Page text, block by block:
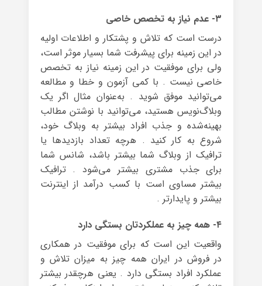
۳- عدم نیاز به تخصص خاصی
درست ‌است که تلاش و پشتکار و اطلاعات اولیه
در این زمینه برای پیشرفت شما بسیار موثر است،
ولی برای موفقیت در این زمینه نیاز به تخصص
خاصی نیست . با کمی آزمون ‌و خطا و مطالعه
می‌توانید موفق ‌شوید . به‌عنوان‌ مثال اگر یک
وبلاگ‌نویس هستید، می‌توانید با نوشتن مطالب
بهینه‌شده و جذب افراد بیشتر به وبلاگ خود،
شروع به کار کنید . هرچه تعداد بازدیدها یا
ترافیک از وبلاگ شما بیشتر باشد، شانس شما
برای جذب مشتری بیشتر می‌شود . ترافیک
بیشتر مساوی است با کسب درآمد از اینترنت
بیشتر و پایدارتر .
۴- همه چیز به عملکردتان بستگی دارد
واقعیت این است که برای موفقیت در همکاری
در فروش در ایران همه ‌چیز به میزان تلاش و
عملکرد افراد بستگی دارد . یعنی هر‌چقدر بیشتر